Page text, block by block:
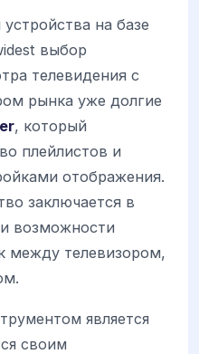
на базе
выбор
телевидения с
рынка уже долгие
, который
плейлистов и
отображения.
заключается в
возможности
между телевизором,
является
своим